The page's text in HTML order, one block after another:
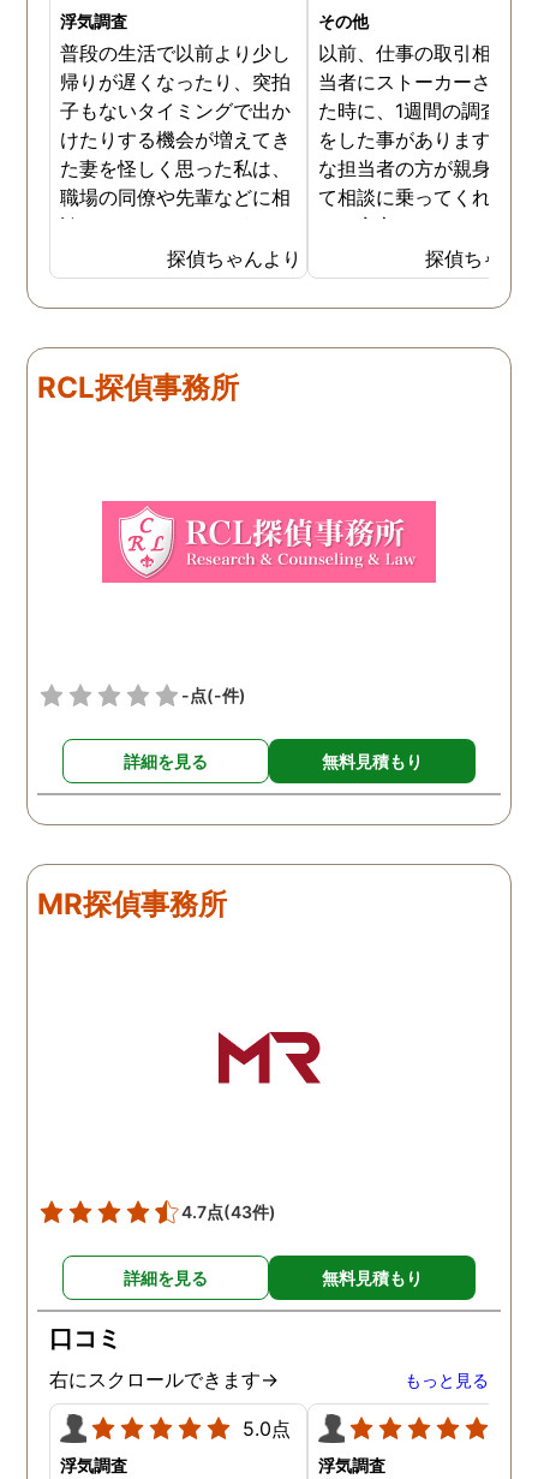
浮気調査
普段の生活で以前より少し
帰りが遅くなったり、突拍
子もないタイミングで出か
けたりする機会が増えてき
た妻を怪しく思った私は、
職場の同僚や先輩などに相
談していました。 そういっ
た相談の回答の一つに調査
を依頼することを勧めら
れ、私は一度相談してみま
に見積もりをもらったとこ
ろ、それほど財布への負担
複雑ですが感謝していま
探偵ちゃんより
その他
以前、仕事の取引相手の
当者にストーカーされて
た時に、1週間の調査依頼
をした事があります。親
な担当者の方が親身にな
て相談に乗ってくれたた
め、安心しました。同じ
うな被害に遭う可能性も
慮し、引越しましたので
もう大丈夫かと思います
探偵ちゃん
RCL探偵事務所
-点(-件)
詳細を見る 無料見積もり
MR探偵事務所
4.7点(43件)
詳細を見る 無料見積もり
口コミ
右にスクロールできます→ もっと見る
5.0点
浮気調査 浮気調査